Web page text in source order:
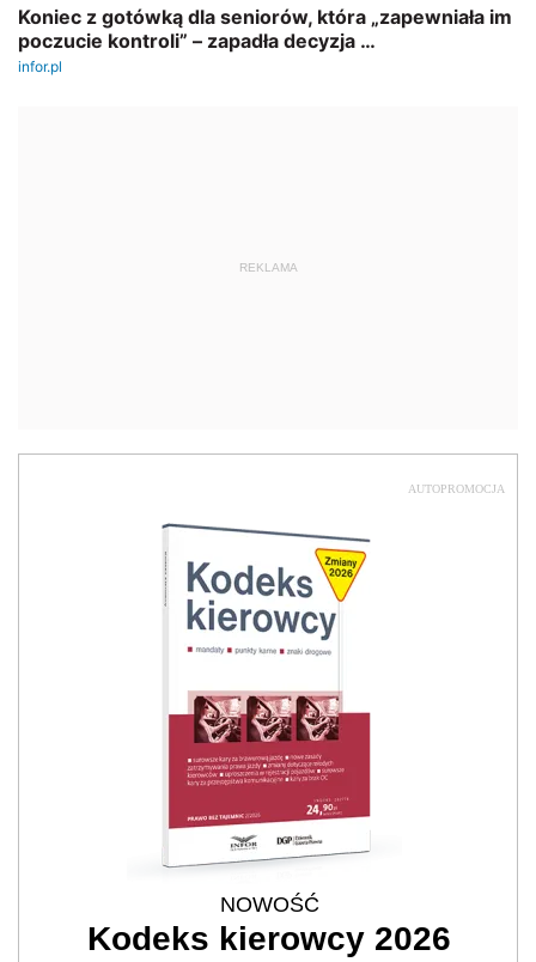
REKLAMA
AUTOPROMOCJA
NOWOŚĆ
Kodeks kierowcy 2026